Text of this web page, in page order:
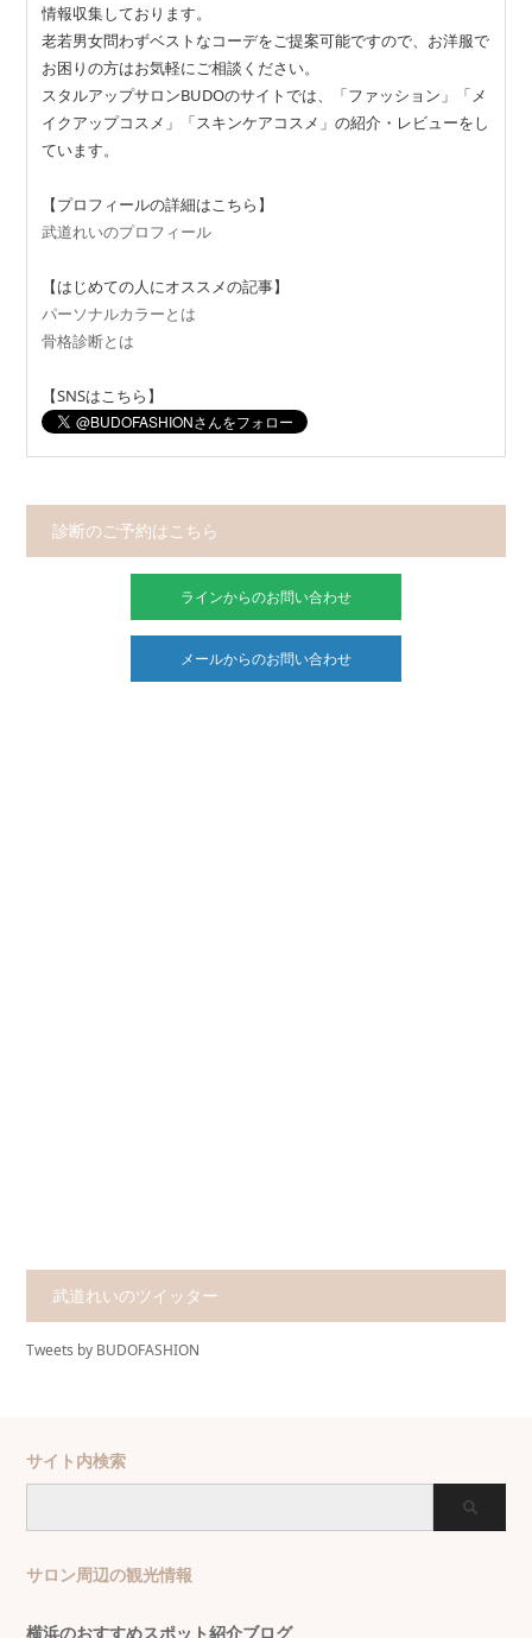
情報収集しております。
老若男女問わずベストなコーデをご提案可能ですので、お洋服で
お困りの方はお気軽にご相談ください。
スタルアップサロンBUDOのサイトでは、「ファッション」「メ
イクアップコスメ」「スキンケアコスメ」の紹介・レビューをし
ています。
【プロフィールの詳細はこちら】
武道れいのプロフィール
【はじめての人にオススメの記事】
パーソナルカラーとは
骨格診断とは
【SNSはこちら】
診断のご予約はこちら
ラインからのお問い合わせ
メールからのお問い合わせ
武道れいのツイッター
Tweets by BUDOFASHION
サイト内検索
サロン周辺の観光情報
横浜のおすすめスポット紹介ブログ